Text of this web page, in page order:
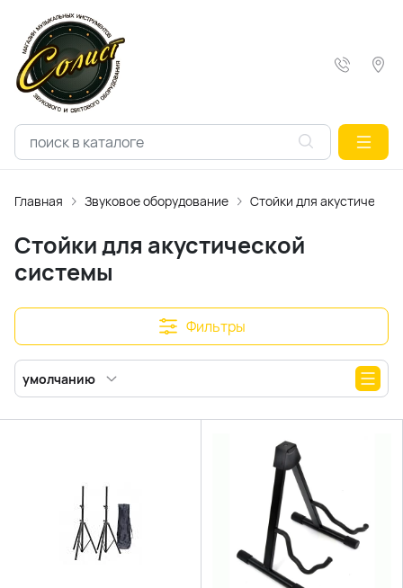
Главная Звуковое оборудование Стойки для
Стойки для акустической
системы
Фильтры
умолчанию